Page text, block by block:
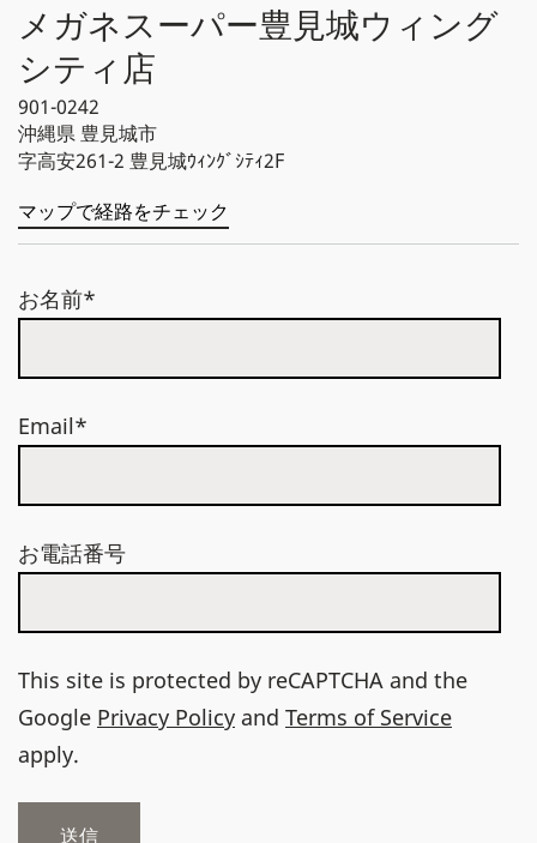
メガネスーパー豊見城ウィング
シティ店
901-0242
沖縄県 豊見城市
字高安261-2 豊見城ｳｨﾝｸﾞｼﾃｨ2F
マップで経路をチェック
お名前*
Email*
お電話番号
This site is protected by reCAPTCHA and the
Google Privacy Policy and Terms of Service
apply.